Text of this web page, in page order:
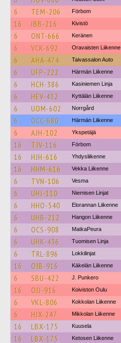
6 TEM-206 Förbom
16 IBB-216 Kivistö
6 ONT-666 Keränen
6 VCK-692 Oravaisten Liikenne
6 AHA-474 Taivassalon Auto
6 UFP-222 Härmän Liikenne
6 HCH-386 Kasiniemen Linja
6 HEV-432 Kyttälän Liikenne
6 UOM-602 Norrgård
6 OCC-680 Härmän Liikenne
6 AJH-102 Ykspetäjä
16 TJV-116 Förbom
16 HJH-616 Yhdysliikenne
16 HHM-616 Vekka Liikenne
6 TVN-106 Vesma
6 UHJ-110 Niemisen Linjat
6 HHO-540 Elorannan Liikenne
6 UHB-212 Hangon Liikenne
6 OCS-908 MatkaPeura
6 UHK-436 Tuomisen Linja
6 TRL-896 Lokkilinjat
16 OJB-916 Käkelän Liikenne
6 SBU-422 J. Punkero
16 OJJ-916 Koiviston Oulu
6 VKL-806 Kokkolan Liikenne
6 HJX-247 Mikkolan Liikenne
16 LBX-175 Kuusela
16 LBX-175 Ketosen Liikenne